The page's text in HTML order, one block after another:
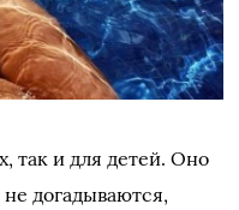
так и для детей. Оно
догадываются,